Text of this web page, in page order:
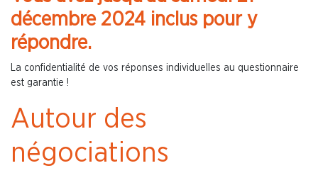
décembre 2024 inclus pour y
répondre.
La confidentialité de vos réponses individuelles au questionnaire
est garantie !
Autour des
négociations